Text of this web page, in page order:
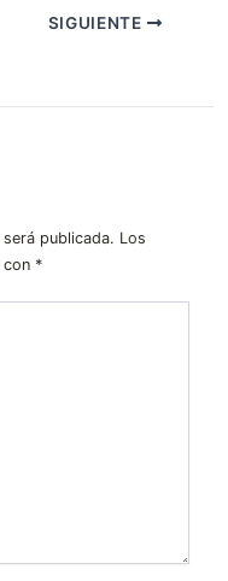
SIGUIENTE
publicada. Los
con *